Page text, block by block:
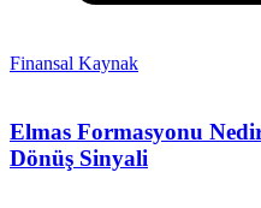
Finansal Kaynak
Elmas Formasyonu
Dönüş Sinyali